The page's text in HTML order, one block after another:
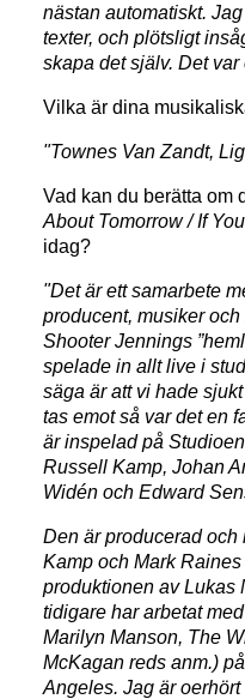
nästan automatiskt.
texter, och plötsligt
skapa det själv. Det var
Vilka är dina
"Townes Van Zandt,
Vad kan du berätta
About Tomorrow / If
idag?
"Det är ett samarbete
producent, musiker
Shooter Jennings
spelade in allt live i
säga är att vi hade
tas emot så var det en
är inspelad på
Russell Kamp, Johan
Widén och Edward
Den är producerad
Kamp och Mark
produktionen av Lukas
tidigare har arbetat
Marilyn Manson, The
McKagan reds anm.)
Angeles. Jag är